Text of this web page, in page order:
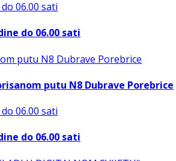
do 06.00 sati
putu N8 Dubrave Porebrice
do 06.00 sati